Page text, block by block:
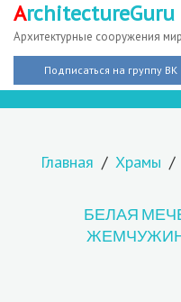
ArchitectureGuru
Архитектурные сооружения
Подписаться на группу ВК
Главная Храмы
БЕЛАЯ